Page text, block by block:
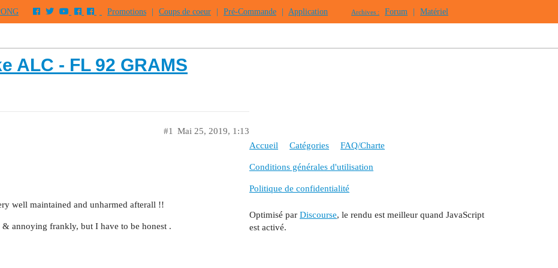
Promotions Coups de coeur Pré-Commande Application Archives : Forum Matériel
ALC - FL 92 GRAMS
Mai 25, 2019, 1:13
#1
well maintained and unharmed afterall !!
annoying frankly, but I have to be honest .
Accueil Catégories FAQ/Charte
Conditions générales d'utilisation
Politique de confidentialité
Optimisé par Discourse, le rendu est meilleur quand JavaScript
est activé.